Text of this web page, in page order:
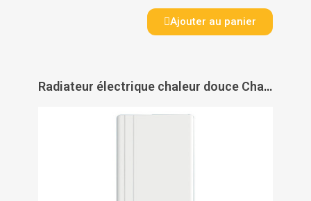
Ajouter au panier
Radiateur électrique chaleur douce Chamane vertical - INTUIS